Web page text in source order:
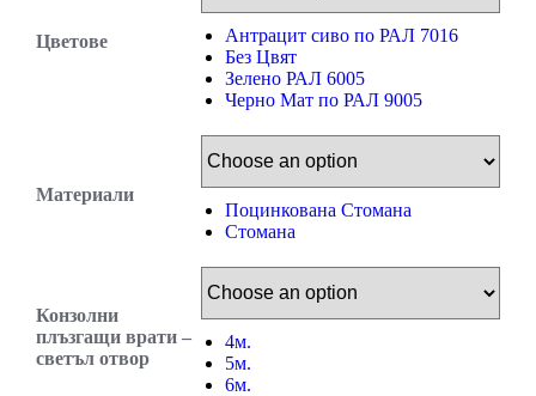
Цветове
Антрацит сиво по РАЛ 7016
Без Цвят
Зелено РАЛ 6005
Черно Мат по РАЛ 9005
Материали
Поцинкована Стомана
Стомана
Конзолни
плъзгащи врати –
светъл отвор
4м.
5м.
6м.